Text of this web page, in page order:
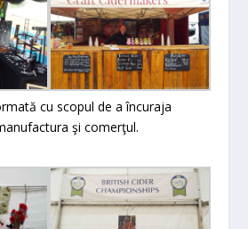
cu scopul de a încuraja
şi comerţul.